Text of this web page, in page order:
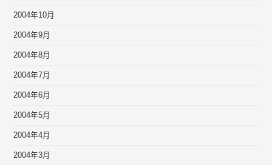
2004年10月
2004年9月
2004年8月
2004年7月
2004年6月
2004年5月
2004年4月
2004年3月